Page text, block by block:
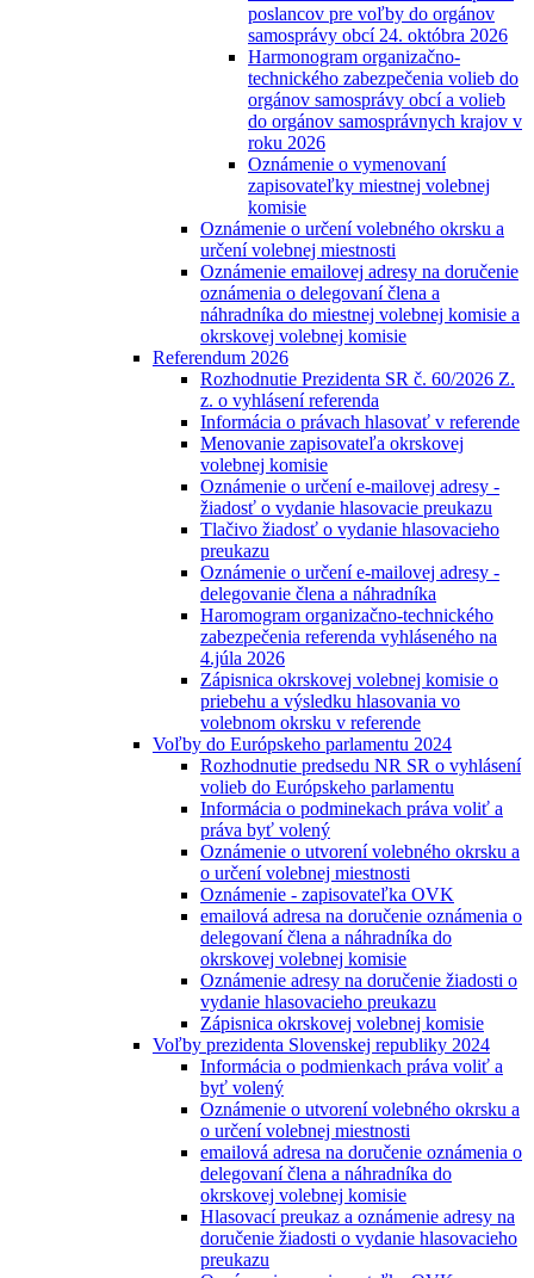
poslancov pre voľby do orgánov
samosprávy obcí 24. októbra 2026
Harmonogram organizačno-
technického zabezpečenia volieb do
orgánov samosprávy obcí a volieb
do orgánov samosprávnych krajov v
roku 2026
Oznámenie o vymenovaní
zapisovateľky miestnej volebnej
komisie
Oznámenie o určení volebného okrsku a
určení volebnej miestnosti
Oznámenie emailovej adresy na doručenie
oznámenia o delegovaní člena a
náhradníka do miestnej volebnej komisie a
okrskovej volebnej komisie
Referendum 2026
Rozhodnutie Prezidenta SR č. 60/2026 Z.
z. o vyhlásení referenda
Informácia o právach hlasovať v referende
Menovanie zapisovateľa okrskovej
volebnej komisie
Oznámenie o určení e-mailovej adresy -
žiadosť o vydanie hlasovacie preukazu
Tlačivo žiadosť o vydanie hlasovacieho
preukazu
Oznámenie o určení e-mailovej adresy -
delegovanie člena a náhradníka
Haromogram organizačno-technického
zabezpečenia referenda vyhláseného na
4.júla 2026
Zápisnica okrskovej volebnej komisie o
priebehu a výsledku hlasovania vo
volebnom okrsku v referende
Voľby do Európskeho parlamentu 2024
Rozhodnutie predsedu NR SR o vyhlásení
volieb do Európskeho parlamentu
Informácia o podminekach práva voliť a
práva byť volený
Oznámenie o utvorení volebného okrsku a
o určení volebnej miestnosti
Oznámenie - zapisovateľka OVK
emailová adresa na doručenie oznámenia o
delegovaní člena a náhradníka do
okrskovej volebnej komisie
Oznámenie adresy na doručenie žiadosti o
vydanie hlasovacieho preukazu
Zápisnica okrskovej volebnej komisie
Voľby prezidenta Slovenskej republiky 2024
Informácia o podmienkach práva voliť a
byť volený
Oznámenie o utvorení volebného okrsku a
o určení volebnej miestnosti
emailová adresa na doručenie oznámenia o
delegovaní člena a náhradníka do
okrskovej volebnej komisie
Hlasovací preukaz a oznámenie adresy na
doručenie žiadosti o vydanie hlasovacieho
preukazu